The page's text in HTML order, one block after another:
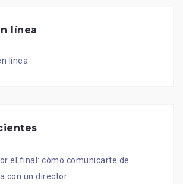
línea
línea
el final: cómo comunicarte de
con un director